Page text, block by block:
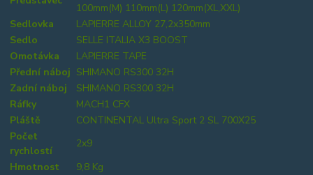
100mm(M) 110mm(L) 120mm(XL,XXL)
Sedlovka
LAPIERRE ALLOY 27,2x350mm
Sedlo
SELLE ITALIA X3 BOOST
Omotávka
LAPIERRE TAPE
Přední náboj SHIMANO RS300 32H
Zadní náboj
SHIMANO RS300 32H
Ráfky
MACH1 CFX
Pláště
CONTINENTAL Ultra Sport 2 SL 700X25
Počet
rychlostí
2x9
Hmotnost
9,8 Kg